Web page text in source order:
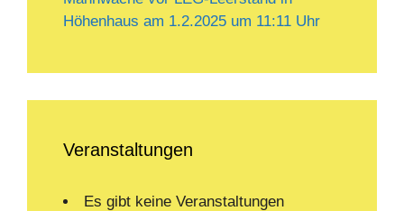
Höhenhaus am 1.2.2025 um 11:11 Uhr
Veranstaltungen
Es gibt keine Veranstaltungen